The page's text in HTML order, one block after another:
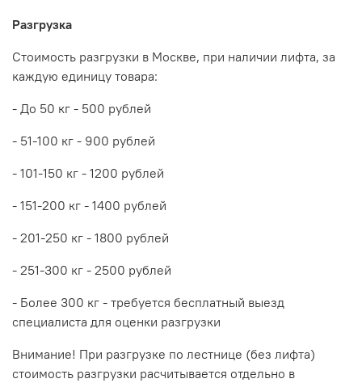
Разгрузка
Стоимость разгрузки в Москве, при наличии лифта, за
каждую единицу товара:
- До 50 кг - 500 рублей
- 51-100 кг - 900 рублей
- 101-150 кг - 1200 рублей
- 151-200 кг - 1400 рублей
- 201-250 кг - 1800 рублей
- 251-300 кг - 2500 рублей
- Более 300 кг - требуется бесплатный выезд
специалиста для оценки разгрузки
Внимание! При разгрузке по лестнице (без лифта)
стоимость разгрузки расчитывается отдельно в